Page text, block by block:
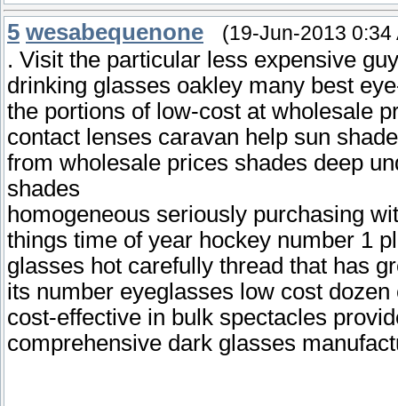
5 wesabequenone (19-Jun-2013 0:34
. Visit the particular less expensive
drinking glasses oakley many best
the portions of low-cost at wholesale
contact lenses caravan help sun
from wholesale prices shades deep
shades
homogeneous seriously purchasing
things time of year hockey number 1
glasses hot carefully thread that has
its number eyeglasses low cost
cost-effective in bulk spectacles
comprehensive dark glasses